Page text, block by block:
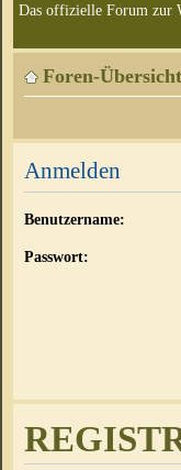
Das offizielle Forum zur
Foren-Übersicht
Anmelden
Benutzername:
Passwort: